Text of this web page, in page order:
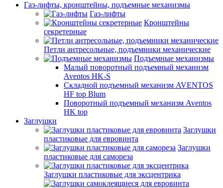
Газ-лифты, кронштейны, подъемные механизмы
Газ-лифты
Кронштейны
секретерные
Петли антресольные, подъемники механические
Подъемные механизмы
Малый поворотный подъемный механизм
Aventos HK-S
Складной подъемный механизм AVENTOS
HF top Blum
Поворотный подъемный механизм Aventos
HK top
Заглушки
Заглушки
пластиковые для евровинта
Заглушки
пластиковые для самореза
Заглушки пластиковые для эксцентрика